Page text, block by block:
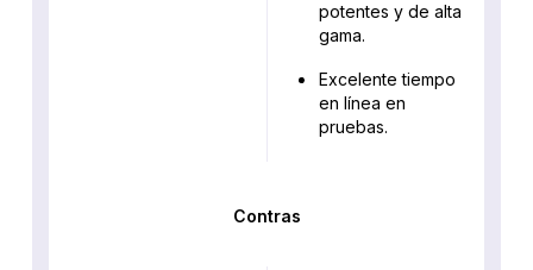
potentes y de alta
gama.
Excelente tiempo
en línea en
pruebas.
Contras